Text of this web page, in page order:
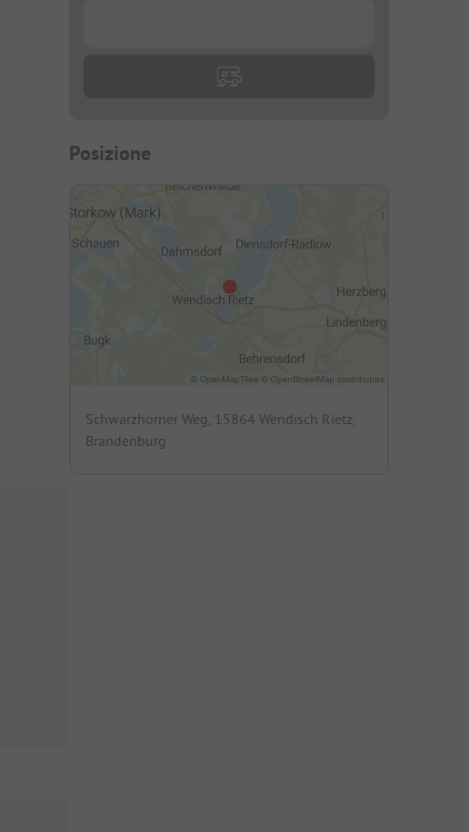
Posizione
Schwarzhorner Weg, 15864 Wendisch Rietz,
Brandenburg